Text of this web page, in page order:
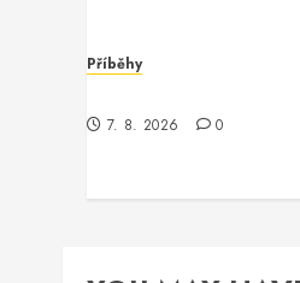
Příběhy
7. 8. 2026 0